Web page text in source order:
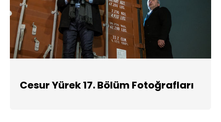
Cesur Yürek 17. Bölüm Fotoğrafları